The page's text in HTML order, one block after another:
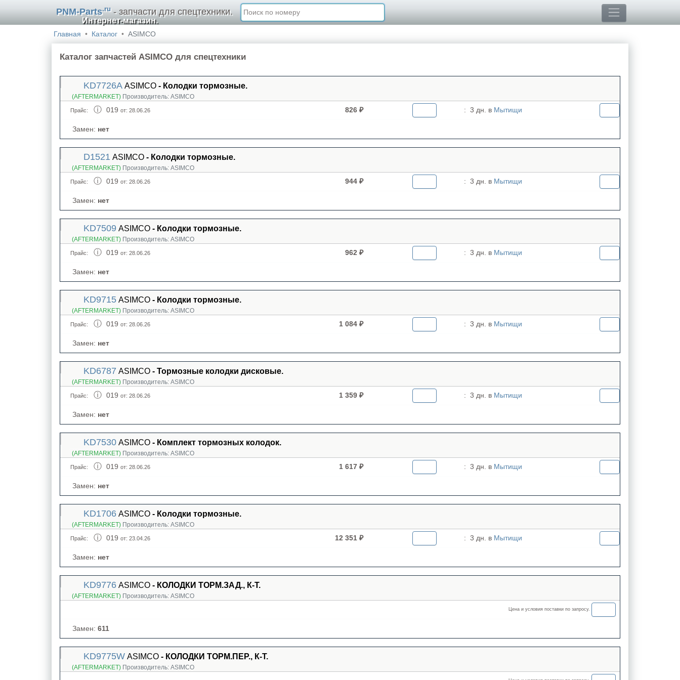
PNM-Parts.ru- запчасти для спецтехники.
Интернет-магазин.
Главная Каталог ASIMCO
Каталог запчастей ASIMCO для спецтехники
KD7726A ASIMCO - Колодки тормозные.
(AFTERMARKET)Производитель: ASIMCO
Прайс: 019 от: 28.06.26 826 ₽ : 3 дн. в Мытищи
Замен: нет
D1521 ASIMCO - Колодки тормозные.
(AFTERMARKET)Производитель: ASIMCO
Прайс: 019 от: 28.06.26 944 ₽ : 3 дн. в Мытищи
Замен: нет
KD7509 ASIMCO - Колодки тормозные.
(AFTERMARKET)Производитель: ASIMCO
Прайс: 019 от: 28.06.26 962 ₽ : 3 дн. в Мытищи
Замен: нет
KD9715 ASIMCO - Колодки тормозные.
(AFTERMARKET)Производитель: ASIMCO
Прайс: 019 от: 28.06.26 1 084 ₽ : 3 дн. в Мытищи
Замен: нет
KD6787 ASIMCO - Тормозные колодки дисковые.
(AFTERMARKET)Производитель: ASIMCO
Прайс: 019 от: 28.06.26 1 359 ₽ : 3 дн. в Мытищи
Замен: нет
KD7530 ASIMCO - Комплект тормозных колодок.
(AFTERMARKET)Производитель: ASIMCO
Прайс: 019 от: 28.06.26 1 617 ₽ : 3 дн. в Мытищи
Замен: нет
KD1706 ASIMCO - Колодки тормозные.
(AFTERMARKET)Производитель: ASIMCO
Прайс: 019 от: 23.04.26 12 351 ₽ : 3 дн. в Мытищи
Замен: нет
KD9776 ASIMCO - КОЛОДКИ ТОРМ.ЗАД., К-Т.
(AFTERMARKET)Производитель: ASIMCO
Цена и условия поставки по запросу.
Замен: 611
KD9775W ASIMCO - КОЛОДКИ ТОРМ.ПЕР., К-Т.
(AFTERMARKET)Производитель: ASIMCO